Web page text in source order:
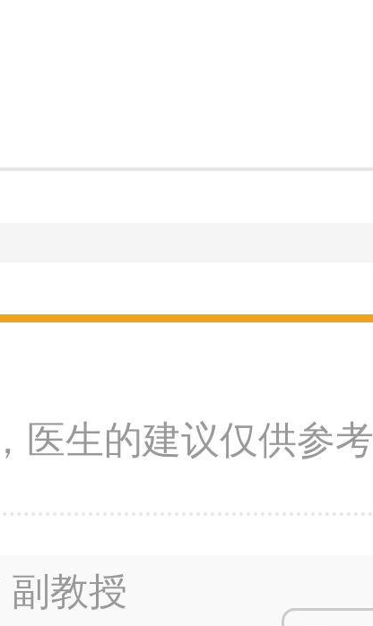
医生的建议仅供参考
副教授